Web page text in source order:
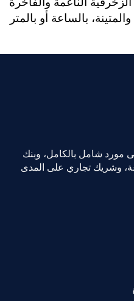
والمتينة، بالساعة أو بالمتر
مورد شامل بالكامل، وبنك
وشريك تجاري على المدى